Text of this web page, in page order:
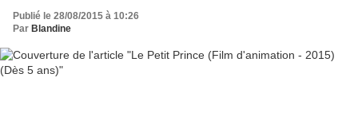
Publié le 28/08/2015 à 10:26
Par Blandine